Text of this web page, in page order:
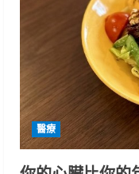
醫療